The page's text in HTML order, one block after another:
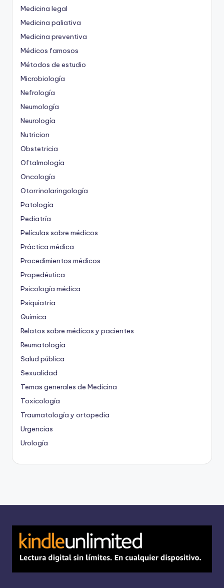
Medicina legal
Medicina paliativa
Medicina preventiva
Médicos famosos
Métodos de estudio
Microbiología
Nefrología
Neumología
Neurología
Nutricion
Obstetricia
Oftalmología
Oncología
Otorrinolaringología
Patología
Pediatría
Películas sobre médicos
Práctica médica
Procedimientos médicos
Propedéutica
Psicología médica
Psiquiatria
Química
Relatos sobre médicos y pacientes
Reumatología
Salud pública
Sexualidad
Temas generales de Medicina
Toxicología
Traumatología y ortopedia
Urgencias
Urología